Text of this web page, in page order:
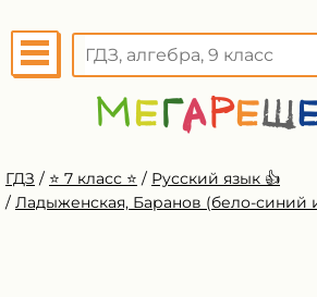
ГДЗ / ⭐️ 7 класс ⭐️ / Русский язык 👍
/ Ладыженская, Баранов (бело-синий